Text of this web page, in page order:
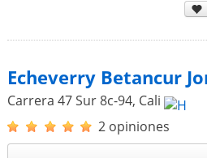
Echeverry Betancur
Carrera 47 Sur 8c-94, Cali
2 opiniones